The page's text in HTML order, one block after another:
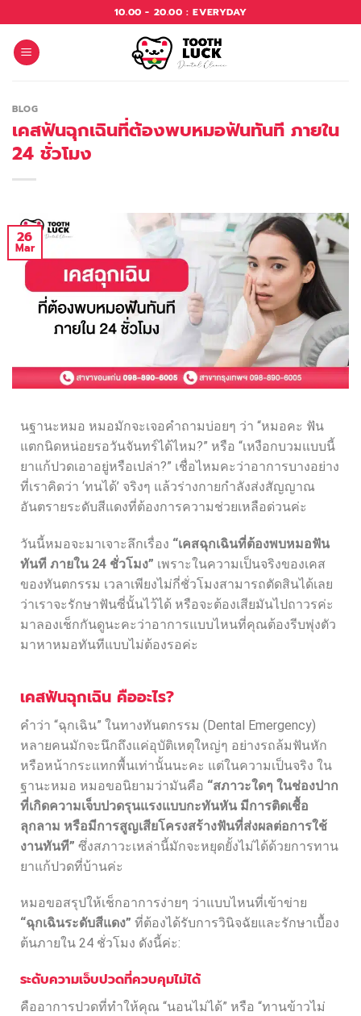
10.00 - 20.00 : EVERYDAY
BLOG
เคสฟันฉุกเฉินที่ต้องพบหมอฟันทันที ภายใน
24 ชั่วโมง
26
Mar
นฐานะหมอ หมอมักจะเจอคำถามบ่อยๆ ว่า “หมอคะ ฟัน
แตกนิดหน่อยรอวันจันทร์ได้ไหม?” หรือ “เหงือกบวมแบบนี้
ยาแก้ปวดเอาอยู่หรือเปล่า?” เชื่อไหมคะว่าอาการบางอย่าง
ที่เราคิดว่า ‘ทนได้’ จริงๆ แล้วร่างกายกำลังส่งสัญญาณ
อันตรายระดับสีแดงที่ต้องการความช่วยเหลือด่วนค่ะ
วันนี้หมอจะมาเจาะลึกเรื่อง “เคสฉุกเฉินที่ต้องพบหมอฟัน
ทันที ภายใน 24 ชั่วโมง” เพราะในความเป็นจริงของเคส
ของทันตกรรม เวลาเพียงไม่กี่ชั่วโมงสามารถตัดสินได้เลย
ว่าเราจะรักษาฟันซี่นั้นไว้ได้ หรือจะต้องเสียมันไปถาวรค่ะ
มาลองเช็กกันดูนะคะว่าอาการแบบไหนที่คุณต้องรีบพุ่งตัว
มาหาหมอทันทีแบบไม่ต้องรอค่ะ
เคสฟันฉุกเฉิน คืออะไร?
คำว่า “ฉุกเฉิน” ในทางทันตกรรม (Dental Emergency)
หลายคนมักจะนึกถึงแค่อุบัติเหตุใหญ่ๆ อย่างรถล้มฟันหัก
หรือหน้ากระแทกพื้นเท่านั้นนะคะ แต่ในความเป็นจริง ใน
ฐานะหมอ หมอขอนิยามว่ามันคือ “สภาวะใดๆ ในช่องปาก
ที่เกิดความเจ็บปวดรุนแรงแบบกะทันหัน มีการติดเชื้อ
ลุกลาม หรือมีการสูญเสียโครงสร้างฟันที่ส่งผลต่อการใช้
งานทันที” ซึ่งสภาวะเหล่านี้มักจะหยุดยั้งไม่ได้ด้วยการทาน
ยาแก้ปวดที่บ้านค่ะ
หมอขอสรุปให้เช็กอาการง่ายๆ ว่าแบบไหนที่เข้าข่าย
“ฉุกเฉินระดับสีแดง” ที่ต้องได้รับการวินิจฉัยและรักษาเบื้อง
ต้นภายใน 24 ชั่วโมง ดังนี้ค่ะ:
ระดับความเจ็บปวดที่ควบคุมไม่ได้
คืออาการปวดที่ทำให้คุณ “นอนไม่ได้” หรือ “ทานข้าวไม่